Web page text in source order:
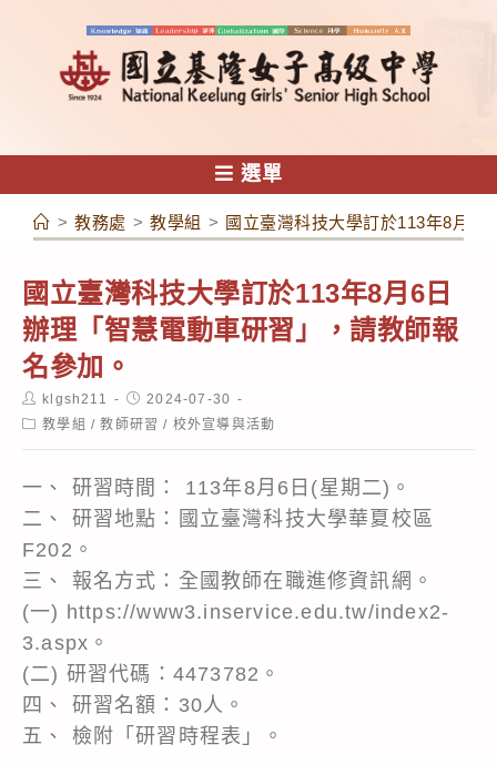
容
選單
> 教務處 > 教學組 > 國立臺灣科技大學訂於113年8月6
國立臺灣科技大學訂於113年8月6日
辦理「智慧電動車研習」，請教師報
名參加。
Post
author:
klgsh211
Post
published:
2024-07-30
Post教學組 / 教師研習 / 校外宣導與活動
一、 研習時間： 113年8月6日(星期二)。
二、 研習地點：國立臺灣科技大學華夏校區
F202。
三、 報名方式：全國教師在職進修資訊網。
(一) https://www3.inservice.edu.tw/index2-
3.aspx。
(二) 研習代碼：4473782。
四、 研習名額：30人。
五、 檢附「研習時程表」。